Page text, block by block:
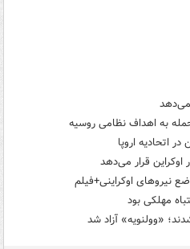
اتحادیه اروپا
اوکراین قرار می‌دهد
نیروهای اوکراینی+فیلم
مهلکی بود